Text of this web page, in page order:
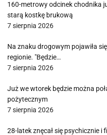
160-metrowy odcinek chodnika
starą kostkę brukową
7 sierpnia 2026
Na znaku drogowym pojawiła
regionie. "Będzie…
7 sierpnia 2026
Już we wtorek będzie można
pożytecznym
7 sierpnia 2026
28-latek znęcał się psychicznie i